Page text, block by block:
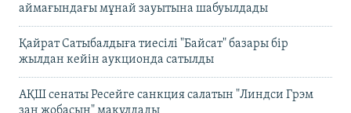
аймағындағы мұнай зауытына шабуылдады
Қайрат Сатыбалдыға тиесілі "Байсат" базары бір
жылдан кейін аукционда сатылды
АҚШ сенаты Ресейге санкция салатын "Линдси Грэм